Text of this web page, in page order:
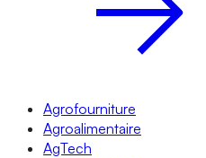
Agrofourniture
Agroalimentaire
AgTech